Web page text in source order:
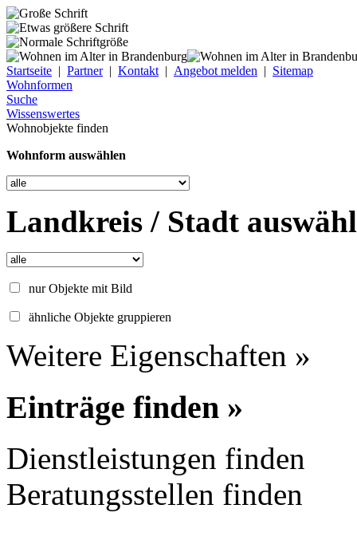
Startseite | Partner| Kontakt | Angebot melden | Sitemap
Wohnformen
Suche
Wissenswertes
Wohnobjekte finden
Wohnform auswählen
Landkreis / Stadt
nur Objekte mit Bild
ähnliche Objekte gruppieren
Weitere Eigenschaften »
Einträge finden »
Dienstleistungen finden
Beratungsstellen finden